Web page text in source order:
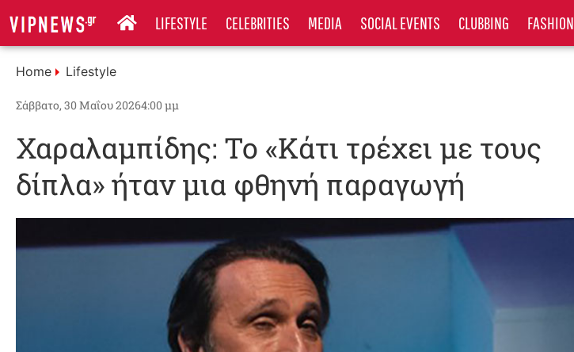
LIFESTYLE CELEBRITIES MEDIA SOCIAL EVENTS CLUBBING FASHION
Home Lifestyle
Σάββατο, 30 Μαΐου 20264:00 μμ
Χαραλαμπίδης: Το «Κάτι τρέχει με τους
δίπλα» ήταν μια φθηνή παραγωγή